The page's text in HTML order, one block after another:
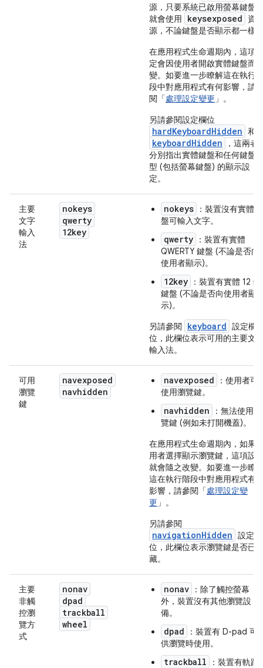
源，只要系統已啟用螢幕鍵盤
就會使用
keysexposed
資
源，不論鍵盤是否顯示都一樣
在應用程式生命週期內，這項
定會因使用者開啟實體鍵盤而
變。如要進一步瞭解這在執行
段中對應用程式有何影響，請
閱「處理設定變更 」。
另請參閱設定欄位
hardKeyboardHidden 和
keyboardHidden
，這兩者
分別指出實體鍵盤和任何鍵盤
型 (包括螢幕鍵盤) 的顯示設
定。
主要
文字
輸入
法
nokeys
qwerty
12key
nokeys
：裝置沒有實體鍵
盤可輸入文字。
qwerty
：裝置有實體
QWERTY 鍵盤 (不論是否向
使用者顯示)。
12key
：裝置有實體 12 鍵
鍵盤 (不論是否向使用者顯
示)。
另請參閱
keyboard 設定欄
位，此欄位表示可用的主要文
輸入法。
可用
瀏覽
鍵
navexposed
navhidden
navexposed
：使用者可
使用瀏覽鍵。
navhidden
：無法使用瀏
覽鍵 (例如未打開機蓋)。
在應用程式生命週期內，如果
用者選擇顯示瀏覽鍵，這項設
就會隨之改變。如要進一步瞭
這在執行階段中對應用程式有
影響，請參閱「處理設定變
更 」。
另請參閱
navigationHidden 設定欄
位，此欄位表示瀏覽鍵是否已
藏。
主要
非觸
控瀏
覽方
式
nonav
dpad
trackball
wheel
nonav
：除了觸控螢幕
外，裝置沒有其他瀏覽設
備。
dpad
：裝置有 D-pad 可
供瀏覽時使用。
trackball
：裝置有軌跡